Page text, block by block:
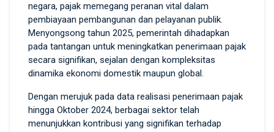
negara, pajak memegang peranan vital dalam
pembiayaan pembangunan dan pelayanan publik.
Menyongsong tahun 2025, pemerintah dihadapkan
pada tantangan untuk meningkatkan penerimaan pajak
secara signifikan, sejalan dengan kompleksitas
dinamika ekonomi domestik maupun global.
Dengan merujuk pada data realisasi penerimaan pajak
hingga Oktober 2024, berbagai sektor telah
menunjukkan kontribusi yang signifikan terhadap